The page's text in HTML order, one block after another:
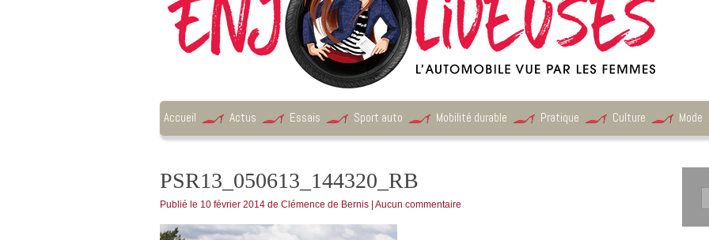
Accueil Actus Essais Sport auto Mobilité durable Pratique Culture Mode
PSR13_050613_144320_RB
Publié le 10 février 2014 de Clémence de Bernis Aucun commentaire